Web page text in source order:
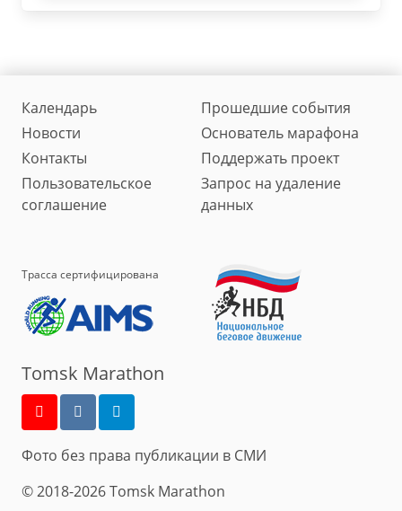
Календарь
Прошедшие события
Новости
Основатель марафона
Контакты
Поддержать проект
Пользовательское
соглашение
Запрос на удаление
данных
Трасса сертифицирована
Tomsk Marathon
Фото без права публикации в СМИ
© 2018-2026 Tomsk Marathon